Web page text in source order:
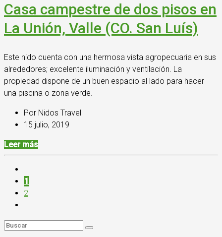
Casa campestre de dos pisos en
La Unión, Valle (CO. San Luís)
Este nido cuenta con una hermosa vista agropecuaria en sus
alrededores; excelente iluminación y ventilación. La
propiedad dispone de un buen espacio al lado para hacer
una piscina o zona verde.
Por Nidos Travel
15 julio, 2019
Leer más
1
2